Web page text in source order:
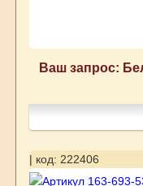
Ваш запрос:
| код: 222406